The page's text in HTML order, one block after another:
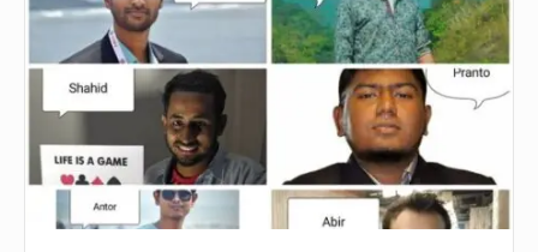
টুর্নামেন্টে
রানার্সআপ